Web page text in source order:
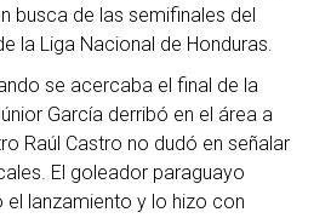
busca de las semifinales del
la Liga Nacional de Honduras.
se acercaba el final de la
García derribó en el área a
Raúl Castro no dudó en señalar
El goleador paraguayo
lanzamiento y lo hizo con